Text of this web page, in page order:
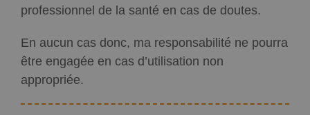
professionnel de la santé en cas de doutes.
En aucun cas donc, ma responsabilité ne pourra
être engagée en cas d’utilisation non
appropriée.